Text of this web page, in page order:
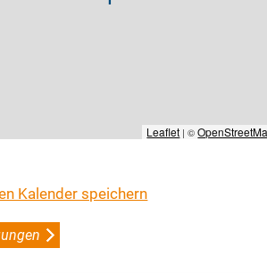
Leaflet | ©
Kalender speichern